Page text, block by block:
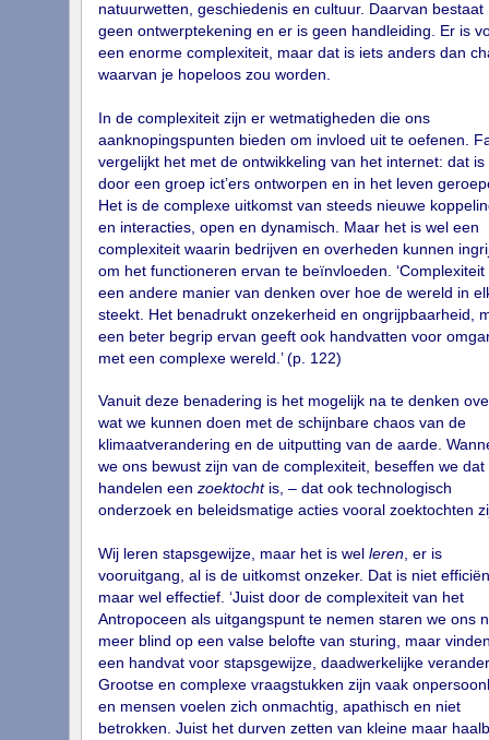
natuurwetten, geschiedenis en cultuur. Daarvan bestaat
geen ontwerptekening en er is geen handleiding. Er is
een enorme complexiteit, maar dat is iets anders dan
waarvan je hopeloos zou worden.
In de complexiteit zijn er wetmatigheden die ons
aanknopingspunten bieden om invloed uit te oefenen.
vergelijkt het met de ontwikkeling van het internet: dat is
door een groep ict’ers ontworpen en in het leven
Het is de complexe uitkomst van steeds nieuwe
en interacties, open en dynamisch. Maar het is wel een
complexiteit waarin bedrijven en overheden kunnen
om het functioneren ervan te beïnvloeden. ‘Complexiteit
een andere manier van denken over hoe de wereld in
steekt. Het benadrukt onzekerheid en ongrijpbaarheid,
een beter begrip ervan geeft ook handvatten voor
met een complexe wereld.’ (p. 122)
Vanuit deze benadering is het mogelijk na te denken
wat we kunnen doen met de schijnbare chaos van de
klimaatverandering en de uitputting van de aarde.
we ons bewust zijn van de complexiteit, beseffen we dat
handelen een zoektochtis, – dat ook technologisch
onderzoek en beleidsmatige acties vooral zoektochten
Wij leren stapsgewijze, maar het is wel leren, er is
vooruitgang, al is de uitkomst onzeker. Dat is niet
maar wel effectief. ‘Juist door de complexiteit van het
Antropoceen als uitgangspunt te nemen staren we ons
meer blind op een valse belofte van sturing, maar
een handvat voor stapsgewijze, daadwerkelijke
Grootse en complexe vraagstukken zijn vaak
en mensen voelen zich onmachtig, apathisch en niet
betrokken. Juist het durven zetten van kleine maar